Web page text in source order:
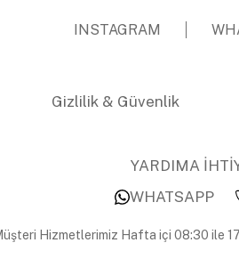
INSTAGRAM
Gizlilik & Güvenlik
YARDIMA
WHATSAPP
Hizmetlerimiz Hafta içi 08:30 ile